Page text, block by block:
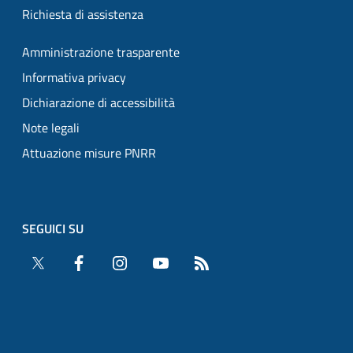
Richiesta di assistenza
Amministrazione trasparente
Informativa privacy
Dichiarazione di accessibilità
Note legali
Attuazione misure PNRR
SEGUICI SU
Twitter
Facebook Instagram YouTube